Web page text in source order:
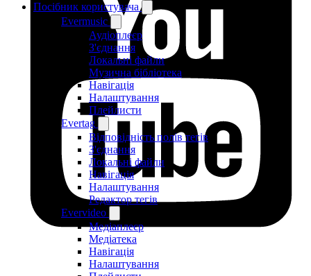
Посібник користувача
Evermusic
Аудіоплеєр
З'єднання
Локальні файли
Музична бібліотека
Навігація
Налаштування
Плейлисти
Evertag
Відповідність полів тегів
З'єднання
Локальні файли
Навігація
Налаштування
Редактор тегів
Evervideo
Медіаплеєр
Медіатека
Навігація
Налаштування